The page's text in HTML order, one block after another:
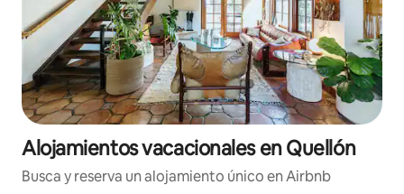
Alojamientos vacacionales en Quellón
Busca y reserva un alojamiento único en Airbnb